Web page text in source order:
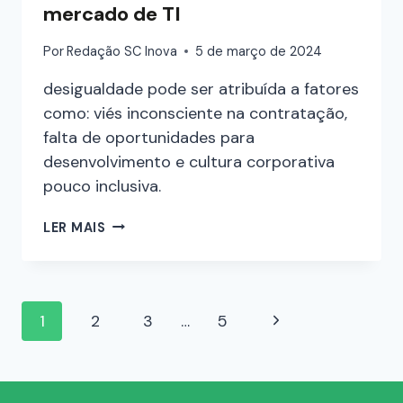
mercado de TI
PorRedação SC Inova 5 de março de 2024
desigualdade pode ser atribuída a fatores
como: viés inconsciente na contratação,
falta de oportunidades para
desenvolvimento e cultura corporativa
pouco inclusiva.
LER MAIS
1 2 3 … 5